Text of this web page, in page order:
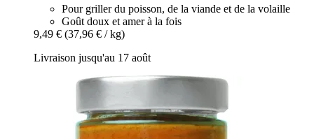
Pour griller du poisson, de la viande et de la volaille
Goût doux et amer à la fois
9,49 € (37,96 € / kg)
Livraison jusqu'au 17 août